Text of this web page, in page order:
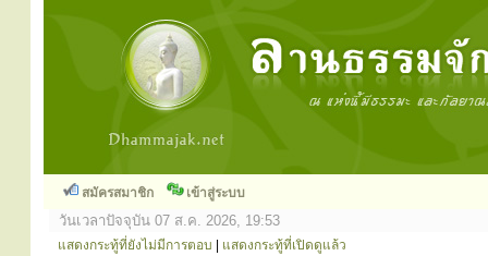
สมัครสมาชิก เข้าสู่ระบบ
วันเวลาปัจจุบัน 07 ส.ค. 2026, 19:53
แสดงกระทู้ที่ยังไม่มีการตอบ แสดงกระทู้ที่เปิดดูแล้ว